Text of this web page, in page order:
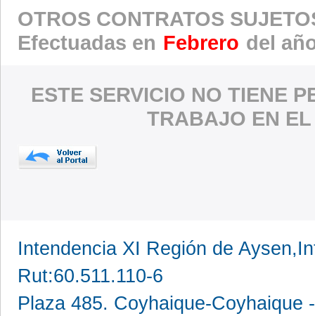
OTROS CONTRATOS
Efectuadas en Febrero del
ESTE SERVICIO NO TIENE
TRABAJO EN
Intendencia XI Región de
Rut:60.511.110-6
Plaza 485. Coyhaique-Coyhaique